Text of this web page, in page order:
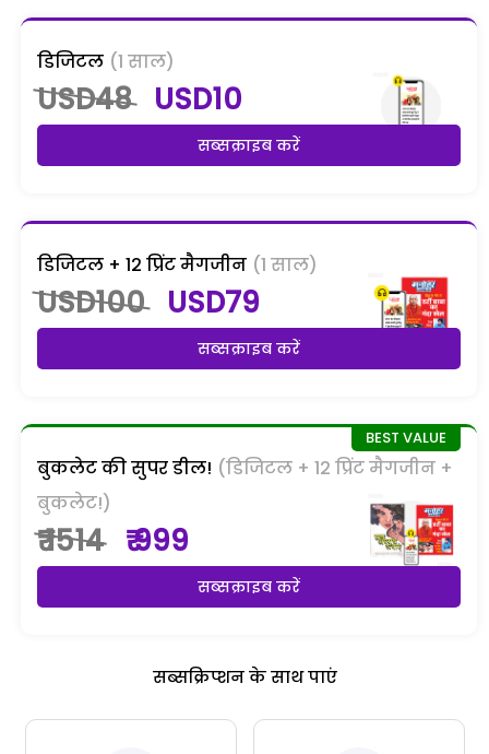
डिजिटल (1 साल)
USD48 USD10
सब्सक्राइब करें
डिजिटल + 12 प्रिंट मैगजीन (1 साल)
USD100 USD79
सब्सक्राइब करें
बुकलेट की सुपर डील! (डिजिटल + 12 प्रिंट मैगजीन +
बुकलेट!)
₹ 1514 ₹ 999
सब्सक्राइब करें
सब्सक्रिप्शन के साथ पाएं